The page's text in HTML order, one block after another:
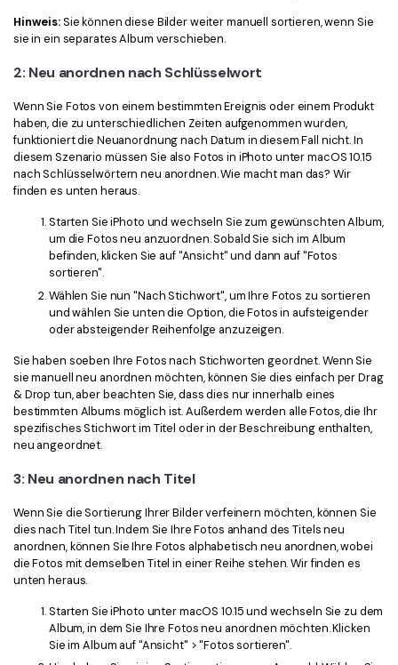
Hinweis:Sie können diese Bilder weiter manuell sortieren, wenn Sie
sie in ein separates Album verschieben.
2: Neu anordnen nach Schlüsselwort
Wenn Sie Fotos von einem bestimmten Ereignis oder einem Produkt
haben, die zu unterschiedlichen Zeiten aufgenommen wurden,
funktioniert die Neuanordnung nach Datum in diesem Fall nicht. In
diesem Szenario müssen Sie also Fotos in iPhoto unter macOS 10.15
nach Schlüsselwörtern neu anordnen. Wie macht man das? Wir
finden es unten heraus.
Starten Sie iPhoto und wechseln Sie zum gewünschten Album,
um die Fotos neu anzuordnen. Sobald Sie sich im Album
befinden, klicken Sie auf "Ansicht" und dann auf "Fotos
sortieren".
Wählen Sie nun "Nach Stichwort", um Ihre Fotos zu sortieren
und wählen Sie unten die Option, die Fotos in aufsteigender
oder absteigender Reihenfolge anzuzeigen.
Sie haben soeben Ihre Fotos nach Stichworten geordnet. Wenn Sie
sie manuell neu anordnen möchten, können Sie dies einfach per Drag
& Drop tun, aber beachten Sie, dass dies nur innerhalb eines
bestimmten Albums möglich ist. Außerdem werden alle Fotos, die Ihr
spezifisches Stichwort im Titel oder in der Beschreibung enthalten,
neu angeordnet.
3: Neu anordnen nach Titel
Wenn Sie die Sortierung Ihrer Bilder verfeinern möchten, können Sie
dies nach Titel tun. Indem Sie Ihre Fotos anhand des Titels neu
anordnen, können Sie Ihre Fotos alphabetisch neu anordnen, wobei
die Fotos mit demselben Titel in einer Reihe stehen. Wir finden es
unten heraus.
Starten Sie iPhoto unter macOS 10.15 und wechseln Sie zu dem
Album, in dem Sie Ihre Fotos neu anordnen möchten. Klicken
Sie im Album auf "Ansicht" > "Fotos sortieren".